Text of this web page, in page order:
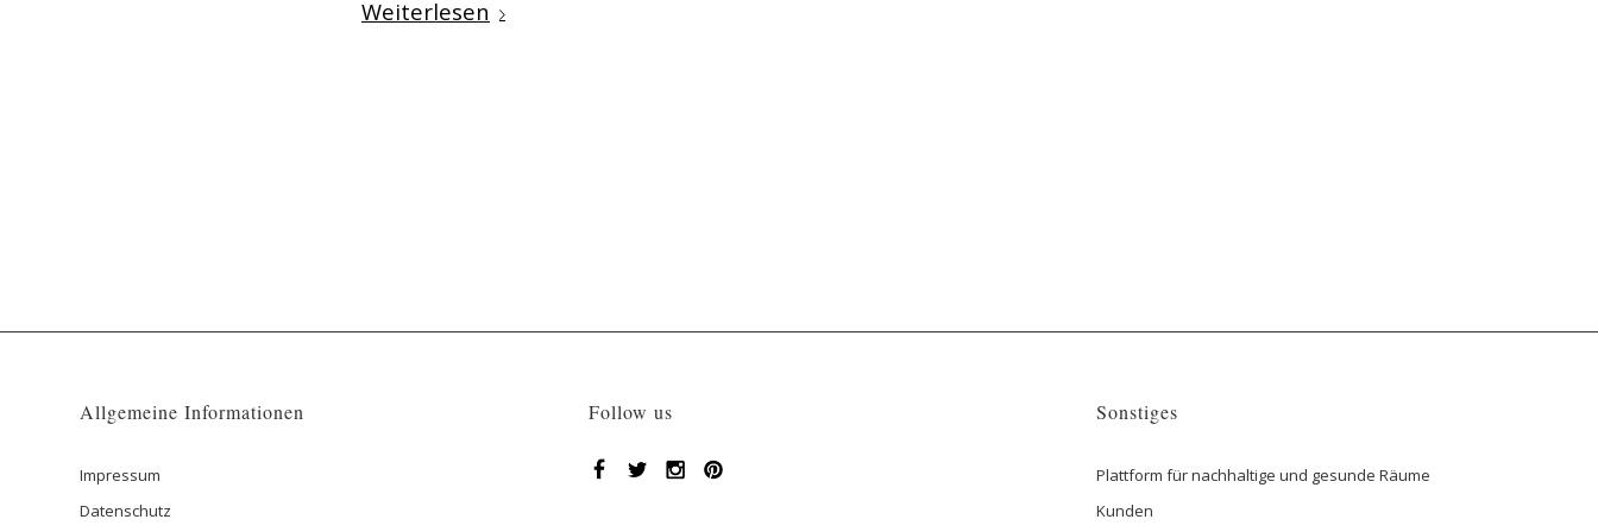
Weiterlesen
Allgemeine Informationen
Impressum
Datenschutz
Follow us Sonstiges
Plattform für nachhaltige und gesunde Räume
Kunden